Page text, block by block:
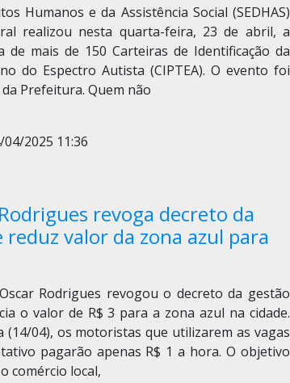
Humanos e da Assistência Social (SEDHAS)
realizou nesta quarta-feira, 23 de abril, a
de mais de 150 Carteiras de Identificação da
do Espectro Autista (CIPTEA). O evento foi
Prefeitura. Quem não
2025 11:36
revoga decreto da
valor da zona azul para
Rodrigues revogou o decreto da gestão
o valor de R$ 3 para a zona azul na cidade.
(14/04), os motoristas que utilizarem as vagas
pagarão apenas R$ 1 a hora. O objetivo
comércio local,